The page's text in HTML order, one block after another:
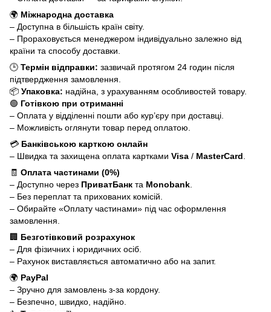
🌍 Міжнародна доставка
– Доступна в більшість країн світу.
– Прораховується менеджером індивідуально залежно від
країни та способу доставки.
🕒 Термін відправки: зазвичай протягом 24 годин після
підтвердження замовлення.
📦 Упаковка: надійна, з урахуванням особливостей товару.
🟢 Готівкою при отриманні
– Оплата у відділенні пошти або кур’єру при доставці.
– Можливість оглянути товар перед оплатою.
💳 Банківською карткою онлайн
– Швидка та захищена оплата картками Visa / MasterCard
🧾 Оплата частинами (0%)
– Доступно через ПриватБанк та Monobank
– Без переплат та прихованих комісій.
– Обирайте «Оплату частинами» під час оформлення
замовлення.
🏢 Безготівковий розрахунок
– Для фізичних і юридичних осіб.
– Рахунок виставляється автоматично або на запит.
🌍 PayPal
– Зручно для замовлень з-за кордону.
– Безпечно, швидко, надійно.